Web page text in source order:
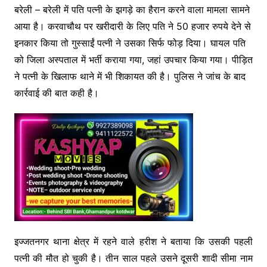
c
e
b
o
o
k
itt
er
s
s
e
n
g
er
at
s
A
p
e
gr
a
m
बरेली – बरेली में पति पत्नी के झगड़े का हैरान करने वाला मामला सामने
आया है। करवाचौथ पर खरीदारी के लिए पति ने 50 हजार रुपये देने से
इनकार किया तो गुस्साईं पत्नी ने उसका सिर्फ फोड़ दिया। घायल पति
को जिला अस्पताल में भर्ती कराया गया, जहां उपचार किया गया। पीड़ित
ने पत्नी के खिलाफ थाने में भी शिकायत की है। पुलिस ने जांच के बाद
कार्रवाई की बात कही है।
इज्जतनगर थाना क्षेत्र में रहने वाले हरीश ने बताया कि उसकी पहली
पत्नी की मौत हो चुकी है। तीन साल पहले उसने दूसरी शादी सीमा नाम